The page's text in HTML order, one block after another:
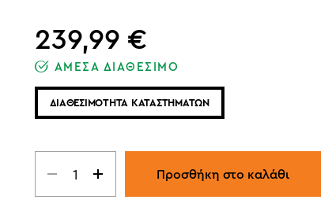
239,99 €
ΑΜΕΣΑ ΔΙΑΘΕΣΙΜΟ
ΔΙΑΘΕΣΙΜΟΤΗΤΑ ΚΑΤΑΣΤΗΜΑΤΩΝ
Προσθήκη στο καλάθι